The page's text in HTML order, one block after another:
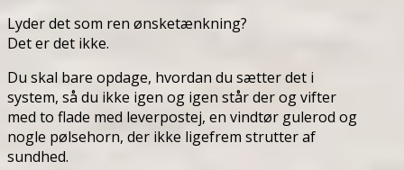
Lyder det som ren ønsketænkning?
Det er det ikke.
Du skal bare opdage, hvordan du sætter det i
system, så du ikke igen og igen står der og vifter
med to flade med leverpostej, en vindtør gulerod og
nogle pølsehorn, der ikke ligefrem strutter af
sundhed.